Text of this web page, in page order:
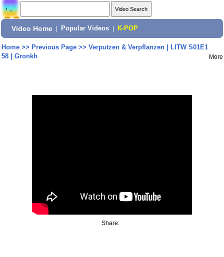
Video Home Popular Videos K-POP
Home>> Previous Page>> Verputzen & Verpflanzen | LITW S01E1
58 | Gronkh
More
Share: